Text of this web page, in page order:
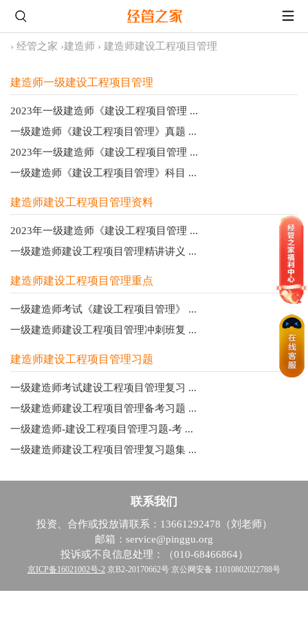
› 经管之家 ›建造师 › 建造师建设工程项目管理
建造师一级建设工程项目管理
2023年一级建造师《建设工程项目管理 ...
一级建造师《建设工程项目管理》真题 ...
2023年一级建造师《建设工程项目管理 ...
一级建造师《建设工程项目管理》科目 ...
建造师建设工程项目管理资料
2023年一级建造师《建设工程项目管理 ...
一级建造师建设工程项目管理精讲讲义 ...
建造师建设工程项目管理重点
一级建造师考试《建设工程项目管理》 ...
一级建造师建设工程项目管理冲刺班复 ...
建造师建设工程项目管理习题
一级建造师考试建设工程项目管理复习 ...
一级建造师建设工程项目管理备考习题 ...
一级建造师-建设工程项目管理习题-考 ...
一级建造师建设工程项目管理复习题集 ...
联系我们
投资、合作或投放请联系：13661292478（刘老师）
邮箱：service@pinggu.org
投诉或不良信息处理：（010-68466864）
京ICP备16021002号-2 京B2-20170662号 京公网安备 11010802022788号